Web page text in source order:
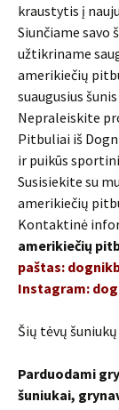
kraustytis į
Siunčiame savo
užtikriname
amerikiečių
suaugusius
Nepraleiskite
Pitbuliai iš
ir puikūs
Susisiekite su
amerikiečių
Kontaktinė
amerikiečių
paštas:
Instagram:
Šių tėvų šuniukų
Parduodami
šuniukai,